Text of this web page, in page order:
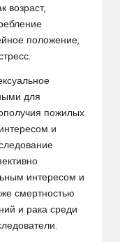
возраст,
положение,
для
пожилых
и
интересом и
смертностью
и рака среди